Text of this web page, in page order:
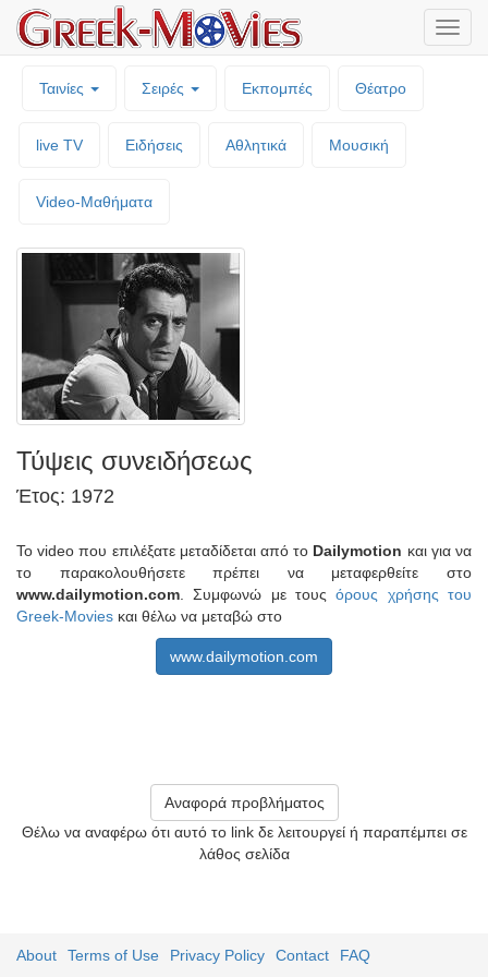
Ταινίες Σειρές Εκπομπές Θέατρο
live TV Ειδήσεις Αθλητικά Μουσική
Video-Mαθήματα
Τύψεις συνειδήσεως
Έτος: 1972
Το video που επιλέξατε μεταδίδεται από το Dailymotion και για να
το παρακολουθήσετε πρέπει να μεταφερθείτε στο
www.dailymotion.com . Συμφωνώ με τουςόρους χρήσης του
Greek-Movies και θέλω να μεταβώ στο
www.dailymotion.com
Αναφορά προβλήματος
Θέλω να αναφέρω ότι αυτό το link δε λειτουργεί ή παραπέμπει σε
λάθος σελίδα
About Terms of Use Privacy Policy Contact FAQ